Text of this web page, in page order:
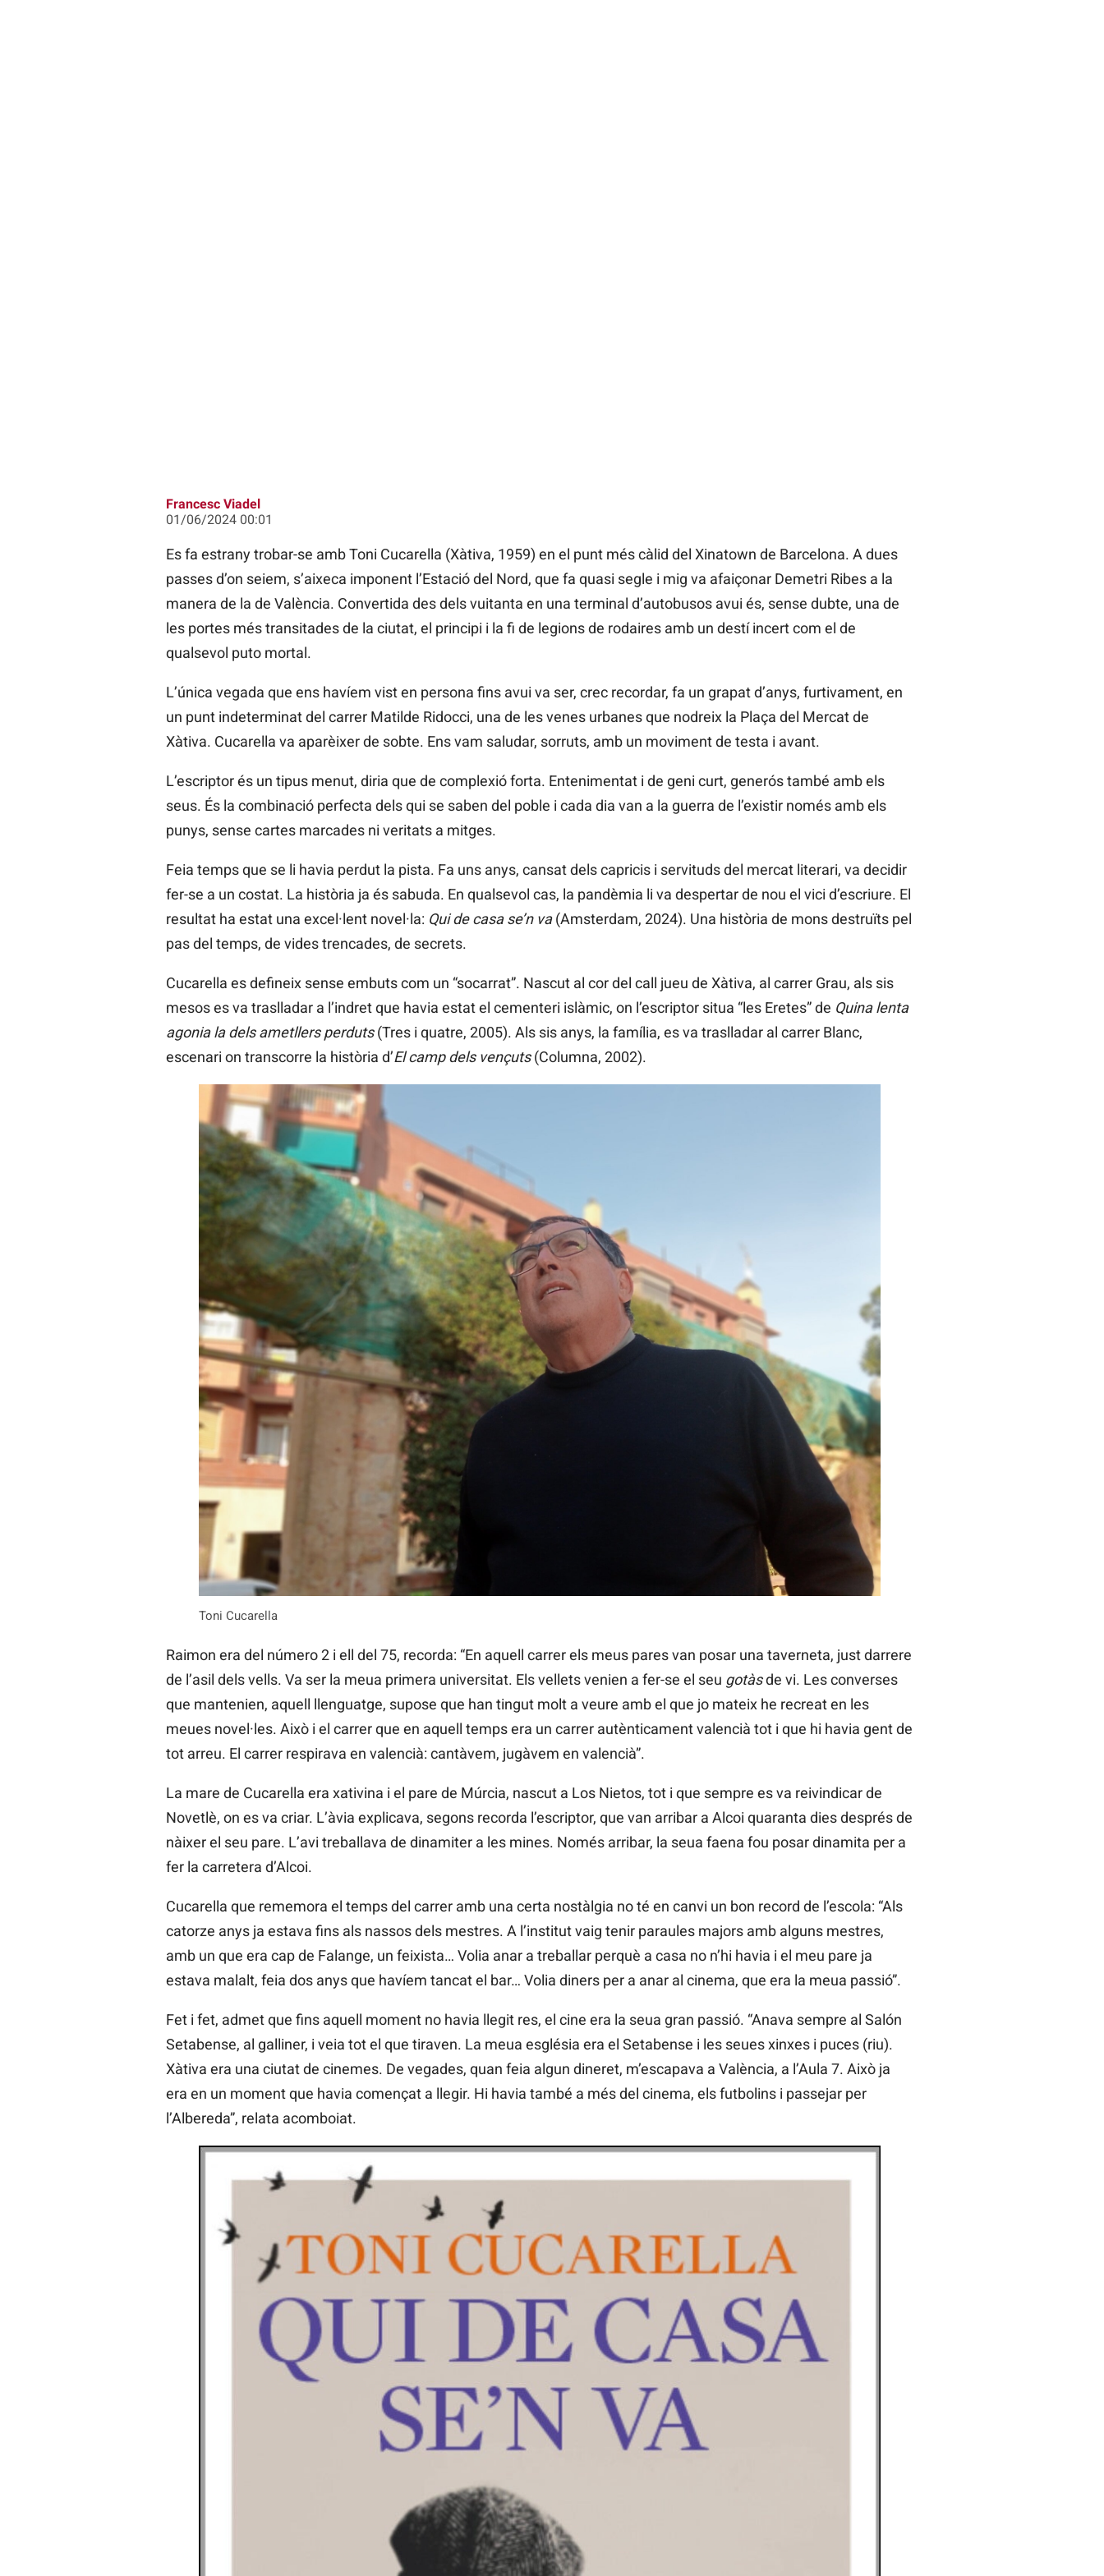
Francesc Viadel
01/06/2024 00:01
Es fa estrany trobar-se amb Toni Cucarella (Xàtiva, 1959) en el punt més càlid del Xinatown de Barcelona. A dues
passes d’on seiem, s’aixeca imponent l’Estació del Nord, que fa quasi segle i mig va afaiçonar Demetri Ribes a la
manera de la de València. Convertida des dels vuitanta en una terminal d’autobusos avui és, sense dubte, una de
les portes més transitades de la ciutat, el principi i la fi de legions de rodaires amb un destí incert com el de
qualsevol puto mortal.
L’única vegada que ens havíem vist en persona fins avui va ser, crec recordar, fa un grapat d’anys, furtivament, en
un punt indeterminat del carrer Matilde Ridocci, una de les venes urbanes que nodreix la Plaça del Mercat de
Xàtiva. Cucarella va aparèixer de sobte. Ens vam saludar, sorruts, amb un moviment de testa i avant.
L’escriptor és un tipus menut, diria que de complexió forta. Entenimentat i de geni curt, generós també amb els
seus. És la combinació perfecta dels qui se saben del poble i cada dia van a la guerra de l’existir només amb els
punys, sense cartes marcades ni veritats a mitges.
Feia temps que se li havia perdut la pista. Fa uns anys, cansat dels capricis i servituds del mercat literari, va decidir
fer-se a un costat. La història ja és sabuda. En qualsevol cas, la pandèmia li va despertar de nou el vici d’escriure. El
resultat ha estat una excel·lent novel·la: Qui de casa se’n va(Amsterdam, 2024). Una història de mons destruïts pel
pas del temps, de vides trencades, de secrets.
Cucarella es defineix sense embuts com un “socarrat”. Nascut al cor del call jueu de Xàtiva, al carrer Grau, als sis
mesos es va traslladar a l’indret que havia estat el cementeri islàmic, on l’escriptor situa “les Eretes” de Quina lenta
agonia la dels ametllers perduts(Tres i quatre, 2005). Als sis anys, la família, es va traslladar al carrer Blanc,
escenari on transcorre la història d’El camp dels vençuts(Columna, 2002).
Toni Cucarella
Raimon era del número 2 i ell del 75, recorda: “En aquell carrer els meus pares van posar una taverneta, just darrere
de l’asil dels vells. Va ser la meua primera universitat. Els vellets venien a fer-se el seu gotàsde vi. Les converses
que mantenien, aquell llenguatge, supose que han tingut molt a veure amb el que jo mateix he recreat en les
meues novel·les. Això i el carrer que en aquell temps era un carrer autènticament valencià tot i que hi havia gent de
tot arreu. El carrer respirava en valencià: cantàvem, jugàvem en valencià”.
La mare de Cucarella era xativina i el pare de Múrcia, nascut a Los Nietos, tot i que sempre es va reivindicar de
Novetlè, on es va criar. L’àvia explicava, segons recorda l’escriptor, que van arribar a Alcoi quaranta dies després de
nàixer el seu pare. L’avi treballava de dinamiter a les mines. Només arribar, la seua faena fou posar dinamita per a
fer la carretera d’Alcoi.
Cucarella que rememora el temps del carrer amb una certa nostàlgia no té en canvi un bon record de l’escola: “Als
catorze anys ja estava fins als nassos dels mestres. A l’institut vaig tenir paraules majors amb alguns mestres,
amb un que era cap de Falange, un feixista… Volia anar a treballar perquè a casa no n’hi havia i el meu pare ja
estava malalt, feia dos anys que havíem tancat el bar… Volia diners per a anar al cinema, que era la meua passió”.
Fet i fet, admet que fins aquell moment no havia llegit res, el cine era la seua gran passió. “Anava sempre al Salón
Setabense, al galliner, i veia tot el que tiraven. La meua església era el Setabense i les seues xinxes i puces (riu).
Xàtiva era una ciutat de cinemes. De vegades, quan feia algun dineret, m’escapava a València, a l’Aula 7. Això ja
era en un moment que havia començat a llegir. Hi havia també a més del cinema, els futbolins i passejar per
l’Albereda”, relata acomboiat.